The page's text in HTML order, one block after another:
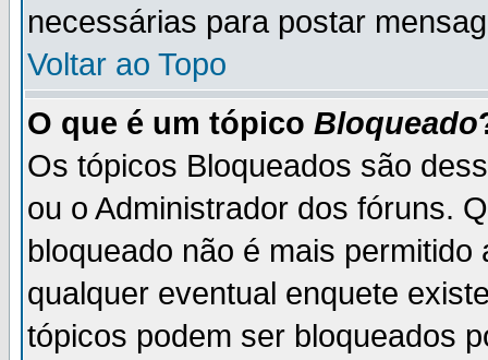
necessárias para postar
Voltar ao Topo
O que é um tópico Bloqueado
Os tópicos Bloqueados são
ou o Administrador dos fóruns.
bloqueado não é mais
qualquer eventual enquete
tópicos podem ser bloqueados